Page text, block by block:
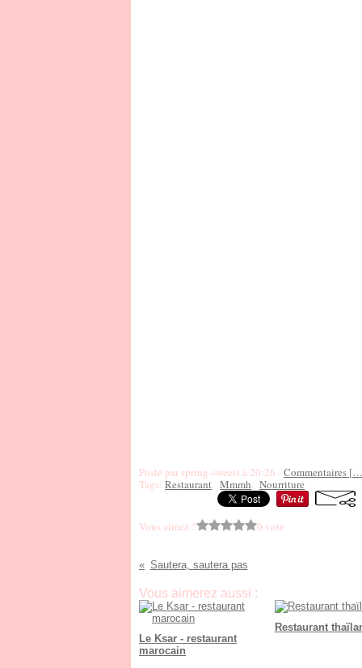
Posté par spring-sweets à 20:26 -Commentaires […
Tags: Restaurant, Mmmh, Nourriture
Vous aimez ? 0 vote
Sautera, sautera pas
Vous aimerez aussi :
Le Ksar - restaurant
marocain
Restaurant